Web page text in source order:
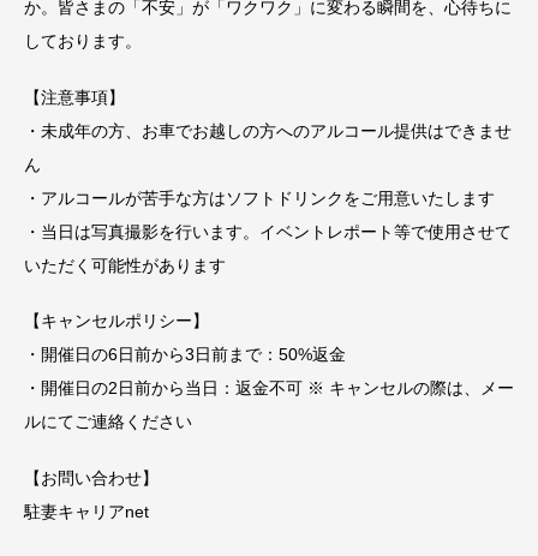
か。皆さまの「不安」が「ワクワク」に変わる瞬間を、心待ちに
しております。
【注意事項】
・未成年の方、お車でお越しの方へのアルコール提供はできませ
ん
・アルコールが苦手な方はソフトドリンクをご用意いたします
・当日は写真撮影を行います。イベントレポート等で使用させて
いただく可能性があります
【キャンセルポリシー】
・開催日の6日前から3日前まで：50%返金
・開催日の2日前から当日：返金不可 ※ キャンセルの際は、メー
ルにてご連絡ください
【お問い合わせ】
駐妻キャリアnet